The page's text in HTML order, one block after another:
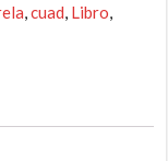
,cuad Libro